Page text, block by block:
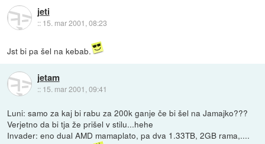
jeti
:: 15. mar 2001, 08:23
Jst bi pa šel na kebab.
jetam
:: 15. mar 2001, 09:41
Luni: samo za kaj bi rabu za 200k ganje če bi šel na Jamajko???
Verjetno da bi tja že prišel v stilu...hehe
Invader: eno dual AMD mamaplato, pa dva 1.33TB, 2GB rama,....